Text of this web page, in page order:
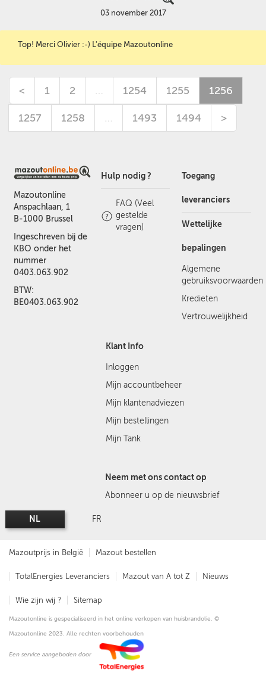
03 november 2017
Top! Merci Olivier :-) L'équipe Mazoutonline
< 1 2 … 1254 1255 1256
1257 1258 … 1493 1494 >
Mazoutonline
Anspachlaan, 1
B-1000 Brussel
Ingeschreven bij de
KBO onder het
nummer
0403.063.902
BTW:
BE0403.063.902
Hulp nodig ?
FAQ (Veel
gestelde
vragen)
Toegang
leveranciers
Wettelijke
bepalingen
Algemene
gebruiksvoorwaarden
Kredieten
Vertrouwelijkheid
Klant Info
Inloggen
Mijn accountbeheer
Mijn klantenadviezen
Mijn bestellingen
Mijn Tank
Neem met ons contact op
Abonneer u op de nieuwsbrief
NL FR
Mazoutprijs in België Mazout bestellen
TotalEnergies Leveranciers Mazout van A tot Z Nieuws
Wie zijn wij ? Sitemap
Een service aangeboden door
Mazoutonline is gespecialiseerd in het online verkopen van huisbrandolie. ©
Mazoutonline 2023. Alle rechten voorbehouden